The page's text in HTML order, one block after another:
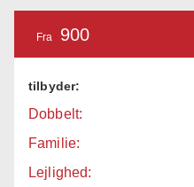
Fra 900
tilbyder:
Dobbelt:
Familie:
Lejlighed: